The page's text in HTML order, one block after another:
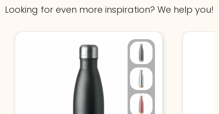
Looking for even more inspiration? We help you!